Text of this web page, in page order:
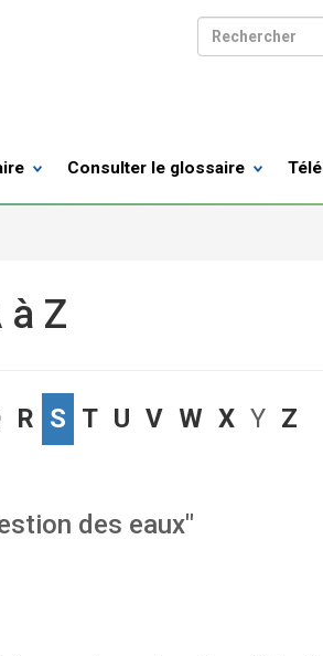
Consulter le glossaire
à Z
R S T U V W X Y Z
des eaux"